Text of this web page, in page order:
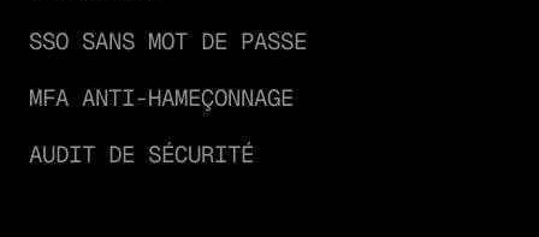
SSO SANS MOT DE PASSE
MFA ANTI-HAMEÇONNAGE
AUDIT DE SÉCURITÉ